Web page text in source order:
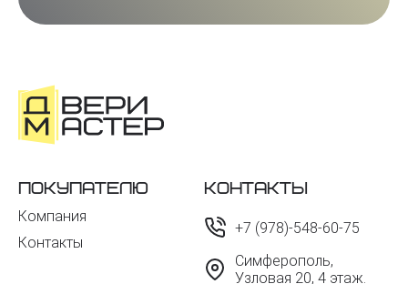
Покупателю
Компания
Контакты
Контакты
+7 (978)-548-60-75
Симферополь,
Узловая 20, 4 этаж.